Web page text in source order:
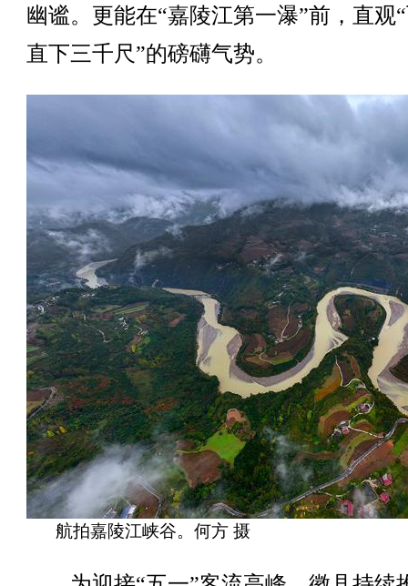
幽谧。更能在“嘉陵江第一瀑”前，直观
直下三千尺”的磅礴气势。
航拍嘉陵江峡谷。何方 摄